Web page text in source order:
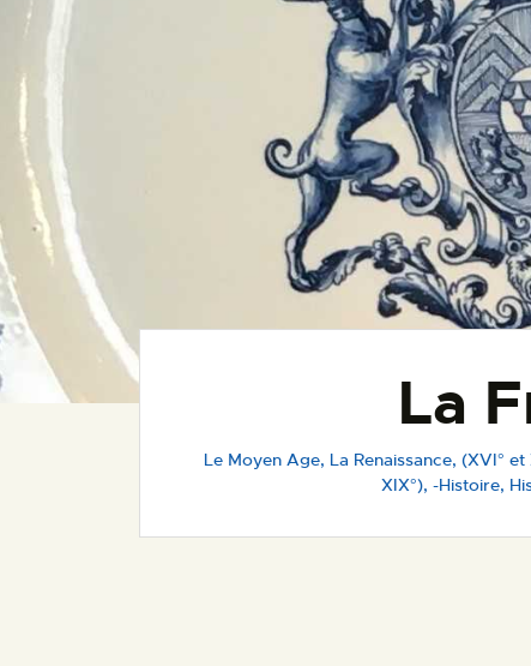
ESPACE PRO
La
Le Moyen Age, La Renaissance, (XVI°
XIX°), -Histoire,